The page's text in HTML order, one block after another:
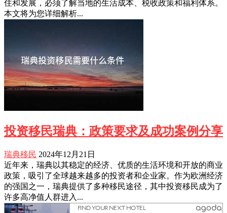
住和发展，必须了解当地的生活成本、税收政策和福利体系。
本文将为您详细解析...
投资移民瑞典：政策要求及成功案例分享
瑞典移民 2024年12月21日
近年来，瑞典以其稳定的经济、优质的生活环境和开放的商业
政策，吸引了全球越来越多的投资者和企业家。作为欧洲经济
的强国之一，瑞典提供了多种移民途径，其中投资移民成为了
许多高净值人群进入...